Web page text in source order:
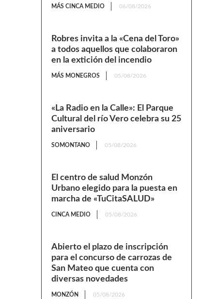
MÁS CINCA MEDIO 06/08/2026
Robres invita a la «Cena del Toro»
a todos aquellos que colaboraron
en la extición del incendio
MÁS MONEGROS 05/08/2026
«La Radio en la Calle»: El Parque
Cultural del río Vero celebra su 25
aniversario
SOMONTANO 05/08/2026
El centro de salud Monzón
Urbano elegido para la puesta en
marcha de «TuCitaSALUD»
CINCA MEDIO 05/08/2026
Abierto el plazo de inscripción
para el concurso de carrozas de
San Mateo que cuenta con
diversas novedades
MONZÓN 05/08/2026